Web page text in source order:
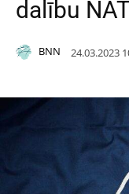
dalību
BNN 24.03.2023